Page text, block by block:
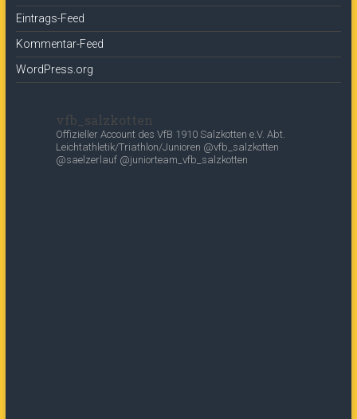
Eintrags-Feed
Kommentar-Feed
WordPress.org
vfb_salzkotten
Offizieller Account des VfB 1910 Salzkotten e.V. Abt.
Leichtathletik/Triathlon/Junioren @vfb_salzkotten
@saelzerlauf @juniorteam_vfb_salzkotten